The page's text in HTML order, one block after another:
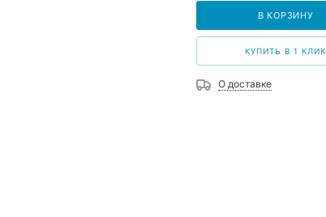
В КОРЗИНУ
КУПИТЬ В 1 КЛИК
О доставке